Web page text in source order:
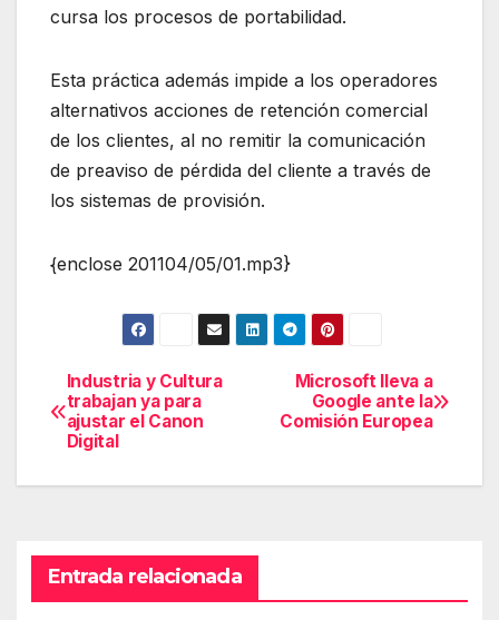
cursa los procesos de portabilidad.
Esta práctica además impide a los operadores
alternativos acciones de retención comercial
de los clientes, al no remitir la comunicación
de preaviso de pérdida del cliente a través de
los sistemas de provisión.
{enclose 201104/05/01.mp3}
Navegación
de
entradas
Microsoft lleva a
Google ante la
Comisión Europea
Industria y Cultura
trabajan ya para
ajustar el Canon
Digital
Entrada relacionada